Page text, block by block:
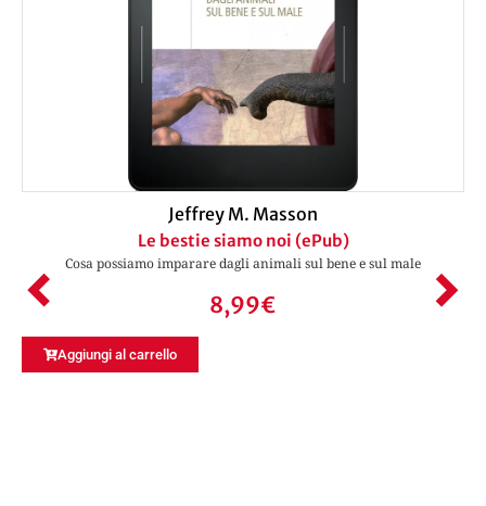
Jeffrey M. Masson
Le bestie siamo noi (ePub)
Cosa possiamo imparare dagli animali sul bene e sul male
8,99€
Aggiungi al carrello